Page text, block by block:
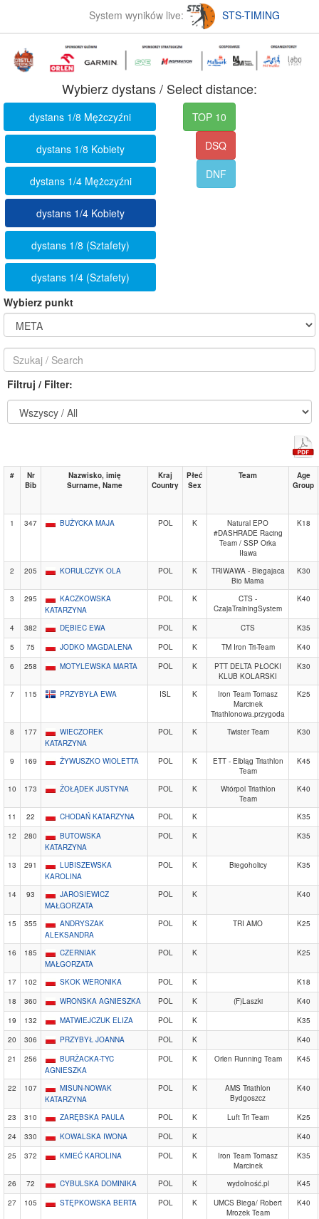
System wyników live: STS-TIMING
Wybierz dystans / Select distance:
dystans 1/8 Mężczyźni
dystans 1/8 Kobiety
dystans 1/4 Mężczyźni
dystans 1/4 Kobiety
dystans 1/8 (Sztafety)
dystans 1/4 (Sztafety)
TOP 10
DSQ
DNF
Wybierz punkt
Filtruj / Filter:
#
Nr
Bib
Nazwisko, imię
Surname, Name
Kraj
Country
Płeć
Sex
Team
Age
Group
1 347 BUŻYCKA MAJA POL K
Natural EPO
#DASHRADE Racing
Team / SSP Orka
Iława
K18
2 205 KORULCZYK OLA POL K
TRIWAWA - Biegajaca
Bio Mama
K30
3 295
KACZKOWSKA
KATARZYNA
POL K
CTS -
CzajaTrainingSystem
K40
4 382 DĘBIEC EWA POL K CTS
K35
5
75 JODKO MAGDALENA POL K TM Iron Tri-Team
K40
6
258 MOTYLEWSKA MARTA POL K
PTT DELTA PŁOCKI
KLUB KOLARSKI
K30
7 115 PRZYBYŁA EWA ISL K
Iron Team Tomasz
Marcinek
Triathlonowa.przygoda
K25
8 177
WIECZOREK
KATARZYNA
POL K Twister Team K30
9 169 ŻYWUSZKO WIOLETTA POL K
ETT - Elbląg Triathlon
Team
K45
10 173 ŻOŁĄDEK JUSTYNA POL K
Wtórpol Triathlon
Team
K40
11 22 CHODAŃ KATARZYNA POL K
K35
12
280
BUTOWSKA
KATARZYNA
POL K K35
13 291
LUBISZEWSKA
KAROLINA
POL K Biegoholicy K35
14 93
JAROSIEWICZ
MAŁGORZATA
POL K K40
15 355
ANDRYSZAK
ALEKSANDRA
POL K TRI AMO K25
16 185
CZERNIAK
MAŁGORZATA
POL K K25
17 102 SKOK WERONIKA POL K
K18
18
360 WRONSKA AGNIESZKA POL K (F)Laszki
K40
19
132 MATWIEJCZUK ELIZA POL K
K35
20
306 PRZYBYŁ JOANNA POL K
K40
21
256
BURŻACKA-TYC
AGNIESZKA
POL K Orlen Running Team K45
22 107
MISUN-NOWAK
KATARZYNA
POL K
AMS Triathlon
Bydgoszcz
K40
23 310 ZARĘBSKA PAULA POL K Luft Tri Team
K25
24
330 KOWALSKA IWONA POL K
K40
25
372 KMIEĆ KAROLINA POL K
Iron Team Tomasz
Marcinek
K35
26 72 CYBULSKA DOMINIKA POL K wydolność.pl
K45
27
105 STĘPKOWSKA BERTA POL K
UMCS Biega/ Robert
Mrozek Team
K40